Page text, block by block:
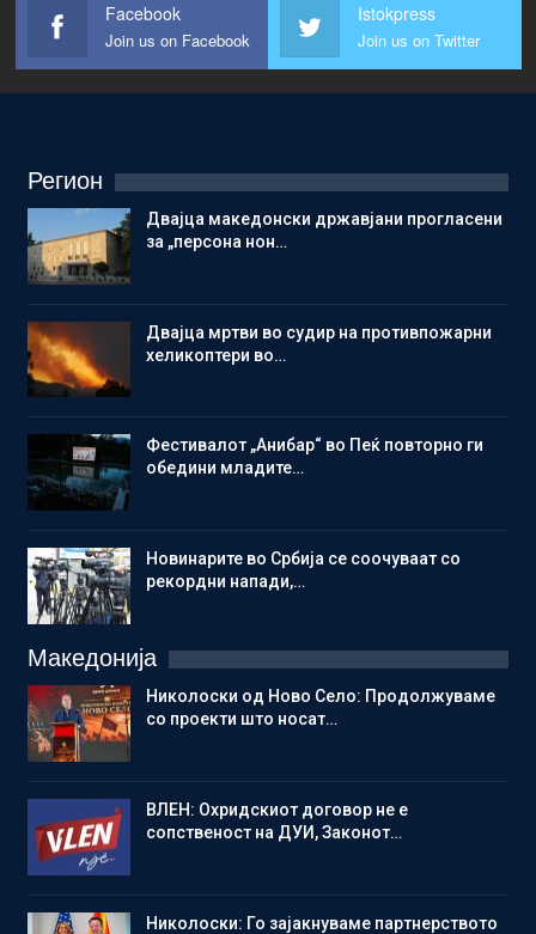
Facebook
Join us on Facebook
Istokpress
Join us on Twitter
Регион
Двајца македонски државјани прогласени
за „персона нон…
Двајца мртви во судир на противпожарни
хеликоптери во…
Фестивалот „Анибар“ во Пеќ повторно ги
обедини младите…
Новинарите во Србија се соочуваат со
рекордни напади,…
Македонија
Николоски од Ново Село: Продолжуваме
со проекти што носат…
ВЛЕН: Охридскиот договор не е
сопственост на ДУИ, Законот…
Николоски: Го зајакнуваме партнерството